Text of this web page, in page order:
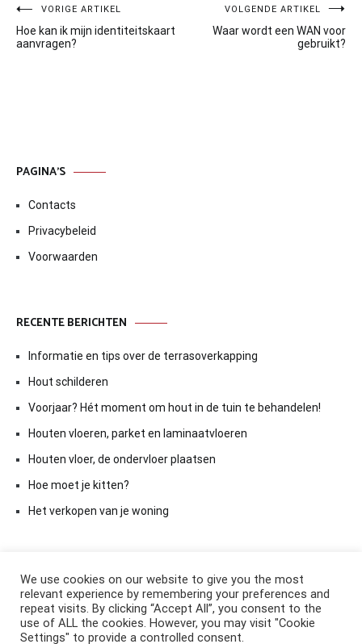
Bericht
navigatie
VORIGE ARTIKEL
Hoe kan ik mijn identiteitskaart
aanvragen?
VOLGENDE ARTIKEL
Waar wordt een WAN voor
gebruikt?
PAGINA’S
Contacts
Privacybeleid
Voorwaarden
RECENTE BERICHTEN
Informatie en tips over de terrasoverkapping
Hout schilderen
Voorjaar? Hét moment om hout in de tuin te behandelen!
Houten vloeren, parket en laminaatvloeren
Houten vloer, de ondervloer plaatsen
Hoe moet je kitten?
Het verkopen van je woning
We use cookies on our website to give you the most
relevant experience by remembering your preferences and
repeat visits. By clicking “Accept All”, you consent to the
use of ALL the cookies. However, you may visit "Cookie
Settings" to provide a controlled consent.